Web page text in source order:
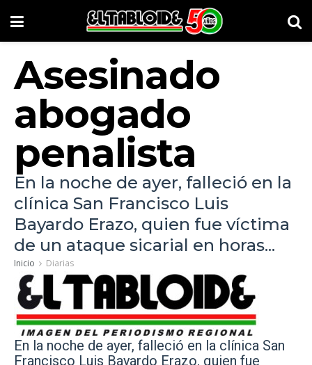
Asesinado
abogado
penalista
En la noche de ayer, falleció en la
clínica San Francisco Luis
Bayardo Erazo, quien fue víctima
de un ataque sicarial en horas...
Inicio Diarias
En la noche de ayer, falleció en la clínica San
Francisco Luis Bayardo Erazo, quien fue